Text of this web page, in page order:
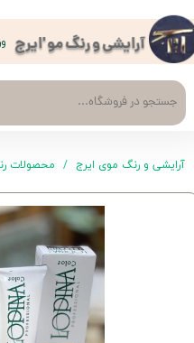
آرایشی و رنگ مو 'ایرج
حساب کاربری من
تغییر گذر واژه
سفارشات
خروج از حساب کاربری
آرایشی و رنگ موی ایرج محصولات